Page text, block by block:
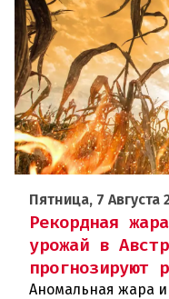
Пятница, 7 Августа
Рекордная
урожай в
прогнозируют
Аномальная жара и